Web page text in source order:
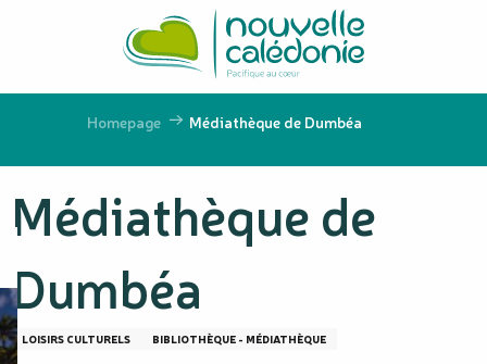
principal
Homepage Médiathèque de Dumbéa
Médiathèque de
Dumbéa
LOISIRS CULTURELS BIBLIOTHÈQUE - MÉDIATHÈQUE